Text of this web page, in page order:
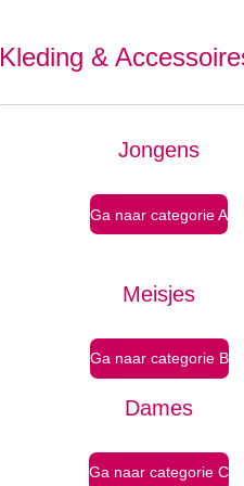
Kleding &
Jongens
Ga naar categorie A
Meisjes
Ga naar categorie B
Dames
Ga naar categorie C